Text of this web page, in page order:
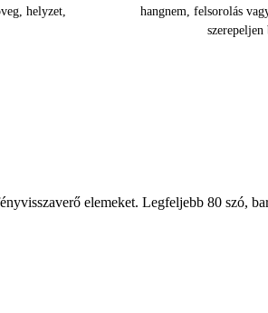
helyzet,
hangnem, felsorolás
szerepeljen
elemeket. Legfeljebb 80 szó,